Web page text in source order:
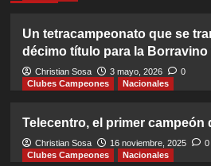
Un tetracampeonato que se
décimo título para la Borravino
Christian Sosa 3 mayo, 2026
0
Clubes Campeones
Nacionales
Telecentro, el primer campeón
Christian Sosa 16 noviembre, 2025
0
Clubes Campeones
Nacionales